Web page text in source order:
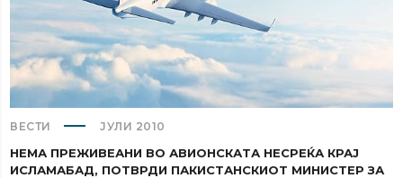
ВЕСТИ ЈУЛИ 2010
НЕМА ПРЕЖИВЕАНИ ВО АВИОНСКАТА НЕСРЕЌА КРАЈ
ИСЛАМАБАД, ПОТВРДИ ПАКИСТАНСКИОТ МИНИСТЕР ЗА